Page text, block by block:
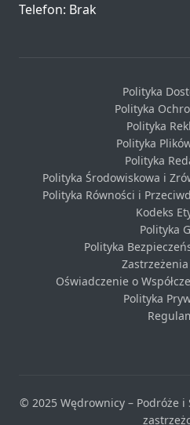
Telefon: Brak
Polityka
Polityka
Polityka
Polityka
Polityka
Polityka Środowiskowa i
Polityka Równości i
Kodeks
Polityka
Polityka
Oświadczenie o
Polityka
© 2025 Wędrownicy – Podróże i